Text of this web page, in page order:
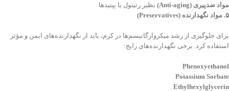
مواد ضدپیری (Anti-aging)
نظیر رتینول یا پپتیدها
۵. مواد نگهدارنده (Preservatives)
برای جلوگیری از رشد میکروارگانیسم‌ها در کرم، باید از نگهدارنده‌های ایمن و مؤثر
استفاده کرد. برخی نگهدارنده‌های رایج:
Phenoxyethanol
Potassium Sorbate
Ethylhexylglycerin